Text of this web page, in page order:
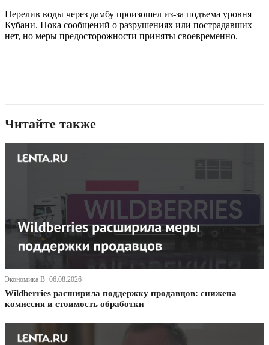
Перелив воды через дамбу произошел из-за подъема уровня
Кубани. Пока сообщений о разрушениях или пострадавших
нет, но меры предосторожности приняты своевременно.
Читайте также
Экономика В· 06.08.2026
Wildberries расширила поддержку продавцов: снижена
комиссия и стоимость обработки